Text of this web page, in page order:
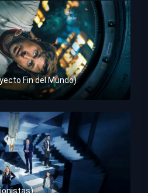
Fin del Mundo)